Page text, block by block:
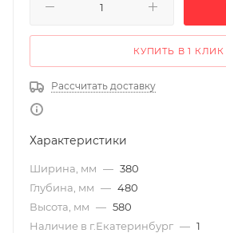
КУПИТЬ В 1 КЛИК
Рассчитать доставку
Характеристики
Ширина, мм — 380
Глубина, мм — 480
Высота, мм — 580
Наличие в г.Екатеринбург — 1